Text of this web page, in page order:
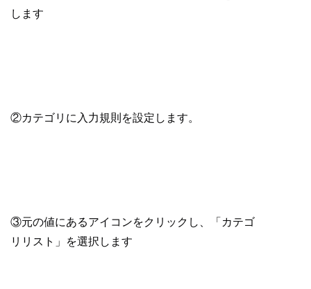
します
②カテゴリに入力規則を設定します。
③元の値にあるアイコンをクリックし、「カテゴ
リリスト」を選択します